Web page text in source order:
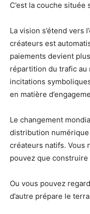
C’est la couche située
La vision s’étend vers
créateurs est
paiements devient
répartition du trafic au
incitations
en matière
Le changement
distribution
créateurs natifs. Vous
pouvez que construire
Ou vous pouvez
d’autre prépare le